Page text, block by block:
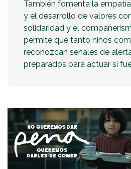
También fomenta la
y el desarrollo de valores
solidaridad y el
permite que tanto niños
reconozcan señales de
preparados para actuar si